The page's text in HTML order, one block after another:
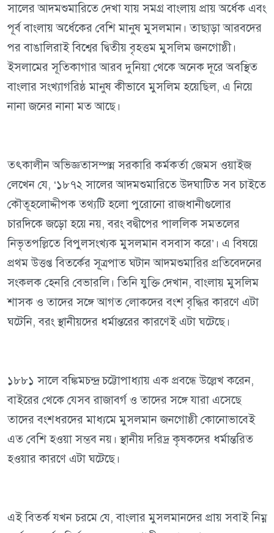
সালের আদমশুমারিতে দেখা যায় সমগ্র বাংলায় প্রায় অর্ধেক এবং
পূর্ব বাংলায় অর্ধেকের বেশি মানুষ মুসলমান। তাছাড়া আরবদের
পর বাঙালিরাই বিশ্বের দ্বিতীয় বৃহত্তম মুসলিম জনগোষ্ঠী।
ইসলামের সূতিকাগার আরব দুনিয়া থেকে অনেক দূরে অবস্থিত
বাংলার সংখ্যাগরিষ্ঠ মানুষ কীভাবে মুসলিম হয়েছিল, এ নিয়ে
নানা জনের নানা মত আছে।
তৎকালীন অভিজ্ঞতাসম্পন্ন সরকারি কর্মকর্তা জেমস ওয়াইজ
লেখেন যে, ‘১৮৭২ সালের আদমশুমারিতে উদঘাটিত সব চাইতে
কৌতূহলোদ্দীপক তথ্যটি হলো পুরোনো রাজধানীগুলোর
চারদিকে জড়ো হয়ে নয়, বরং বদ্বীপের পাললিক সমতলের
নিভৃতপল্লিতে বিপুলসংখ্যক মুসলমান বসবাস করে’। এ বিষয়ে
প্রথম উত্তপ্ত বিতর্কের সূত্রপাত ঘটান আদমশুমারির প্রতিবেদনের
সংকলক হেনরি বেভারলি। তিনি যুক্তি দেখান, বাংলায় মুসলিম
শাসক ও তাদের সঙ্গে আগত লোকদের বংশ বৃদ্ধির কারণে এটা
ঘটেনি, বরং স্থানীয়দের ধর্মান্তরের কারণেই এটা ঘটেছে।
১৮৮১ সালে বঙ্কিমচন্দ্র চট্টোপাধ্যায় এক প্রবন্ধে উল্লেখ করেন,
বাইরের থেকে যেসব রাজাবর্গ ও তাদের সঙ্গে যারা এসেছে
তাদের বংশধরদের মাধ্যমে মুসলমান জনগোষ্ঠী কোনোভাবেই
এত বেশি হওয়া সম্ভব নয়। স্থানীয় দরিদ্র কৃষকদের ধর্মান্তরিত
হওয়ার কারণে এটা ঘটেছে।
এই বিতর্ক যখন চরমে যে, বাংলার মুসলমানদের প্রায় সবাই নিম্ন